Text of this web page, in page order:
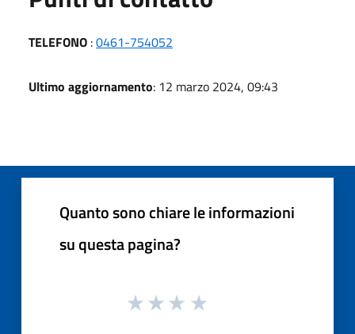
TELEFONO :0461-754052
Ultimo aggiornamento: 12 marzo 2024, 09:43
Quanto sono chiare le informazioni
su questa pagina?